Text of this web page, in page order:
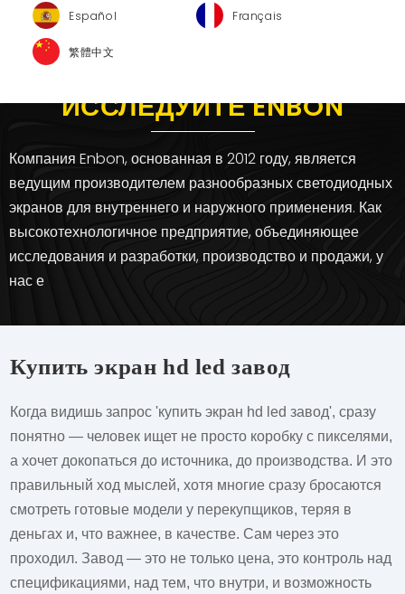
Español Français
繁體中文
ИССЛЕДУЙТЕ ENBON
Компания Enbon, основанная в 2012 году, является
ведущим производителем разнообразных светодиодных
экранов для внутреннего и наружного применения. Как
высокотехнологичное предприятие, объединяющее
исследования и разработки, производство и продажи, у
нас е
Купить экран hd led завод
Когда видишь запрос 'купить экран hd led завод', сразу
понятно — человек ищет не просто коробку с пикселями,
а хочет докопаться до источника, до производства. И это
правильный ход мыслей, хотя многие сразу бросаются
смотреть готовые модели у перекупщиков, теряя в
деньгах и, что важнее, в качестве. Сам через это
проходил. Завод — это не только цена, это контроль над
спецификациями, над тем, что внутри, и возможность